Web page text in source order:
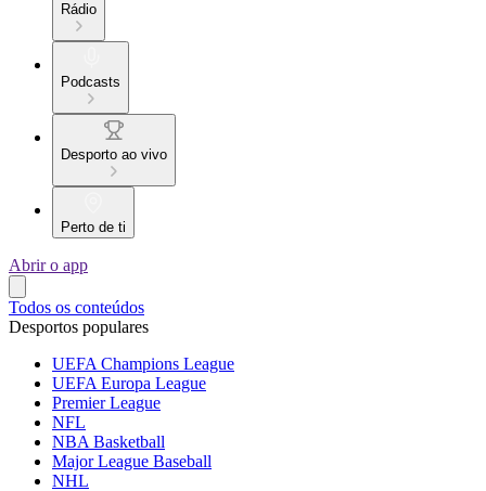
Rádio
Podcasts
Desporto ao vivo
Perto de ti
Abrir o app
Todos os conteúdos
Desportos populares
UEFA Champions League
UEFA Europa League
Premier League
NFL
NBA Basketball
Major League Baseball
NHL